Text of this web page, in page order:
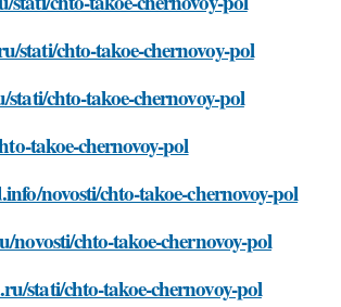
stati/chto-takoe-chernovoy-pol
chto-takoe-chernovoy-pol
takoe-chernovoy-pol
novosti/chto-takoe-chernovoy-pol
chto-takoe-chernovoy-pol
stati/chto-takoe-chernovoy-pol